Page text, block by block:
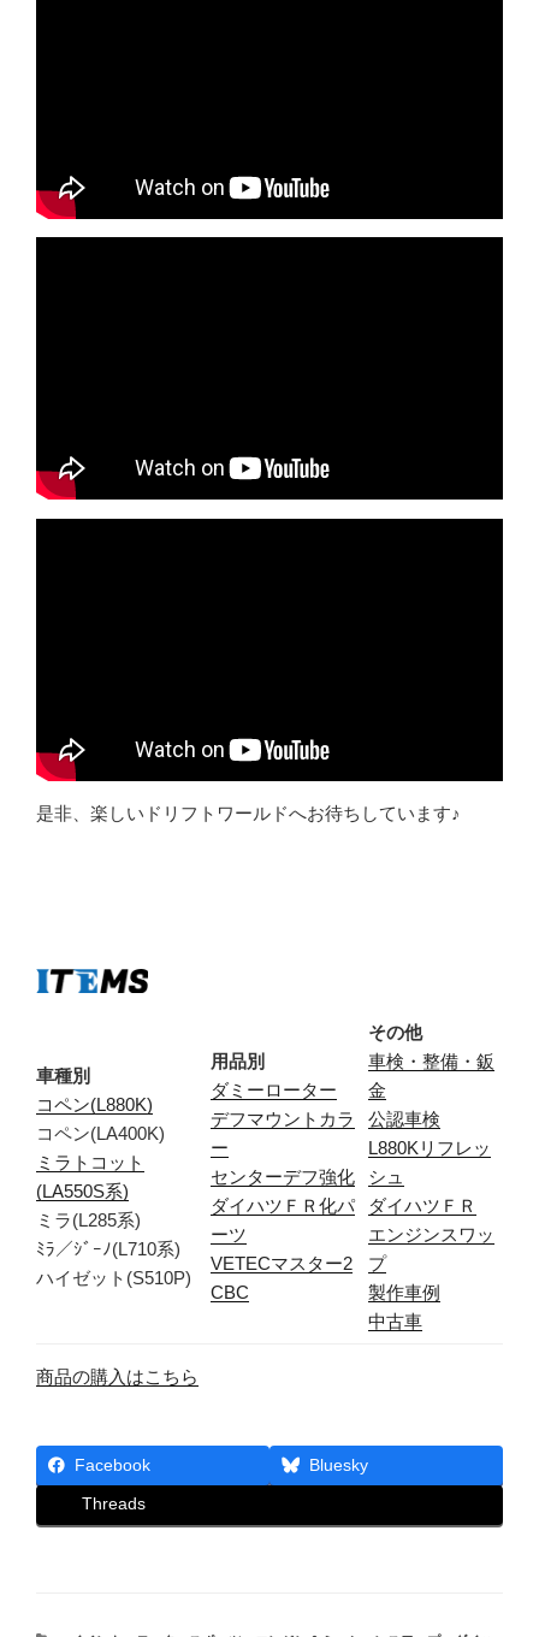
是非、楽しいドリフトワールドへお待ちしています♪
車種別
コペン(L880K)
コペン(LA400K)
ミラトコット
(LA550S系)
ミラ(L285系)
ﾐﾗ／ｼﾞｰﾉ(L710系)
ハイゼット(S510P)
用品別
ダミーローター
デフマウントカラ
ー
センターデフ強化
ダイハツＦＲ化パ
ーツ
VETECマスター2
CBC
その他
車検・整備・鈑
金
公認車検
L880Kリフレッ
シュ
ダイハツＦＲ
エンジンスワッ
プ
製作車例
中古車
商品の購入はこちら
Facebook Bluesky
Threads